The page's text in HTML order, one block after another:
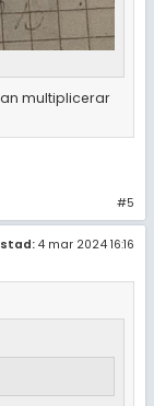
multiplicerar
#5
4 mar 2024 16:16